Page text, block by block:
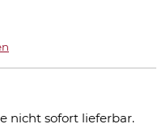
nicht sofort lieferbar.